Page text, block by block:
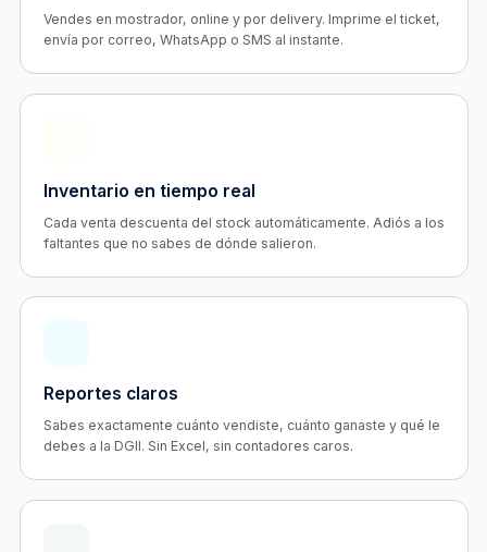
Vendes en mostrador, online y por delivery. Imprime el ticket,
envía por correo, WhatsApp o SMS al instante.
Inventario en tiempo real
Cada venta descuenta del stock automáticamente. Adiós a los
faltantes que no sabes de dónde salieron.
Reportes claros
Sabes exactamente cuánto vendiste, cuánto ganaste y qué le
debes a la DGII. Sin Excel, sin contadores caros.